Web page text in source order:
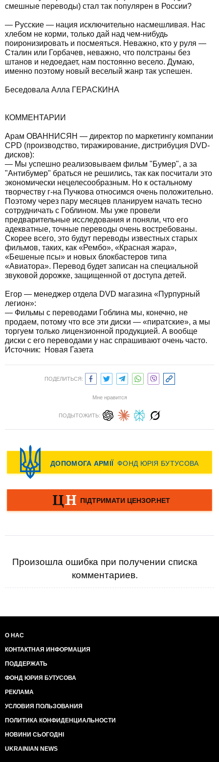
смешные переводы) стал так популярен в России?
— Русские — нация исключительно насмешливая. Нас
хлебом не корми, только дай над чем-нибудь
поиронизировать и посмеяться. Неважно, кто у руля —
Сталин или Горбачев, неважно, что полстраны без
штанов и недоедает, нам постоянно весело. Думаю,
именно поэтому новый веселый жанр так успешен.
Беседовала Алла ГЕРАСКИНА
КОММЕНТАРИИ
Арам ОВАННИСЯН — директор по маркетингу компании
CPD (производство, тиражирование, дистрибуция DVD-
дисков):
— Мы успешно реализовываем фильм "Бумер", а за
"Антибумер" браться не решились, так как посчитали это
экономически нецелесообразным. Но к остальному
творчеству г-на Пучкова относимся очень положительно.
Поэтому через пару месяцев планируем начать тесно
сотрудничать с Гоблином. Мы уже провели
предварительные исследования и поняли, что его
адекватные, точные переводы очень востребованы.
Скорее всего, это будут переводы известных старых
фильмов, таких, как «Рембо», «Красная жара»,
«Бешеные псы» и новых блокбастеров типа
«Авиатора». Перевод будет записан на специальной
звуковой дорожке, защищенной от доступа детей.
Егор — менеджер отдела DVD магазина «Пурпурный
легион»:
— Фильмы с переводами Гоблина мы, конечно, не
продаем, потому что все эти диски — «пиратские», а мы
торгуем только лицензионной продукцией. А вообще
диски с его переводами у нас спрашивают очень часто.
Источник:
Новая Газета
ПОДЕЛИТЬСЯ:
Мне нравится
ПОДЫТОЖИТЬ:
Произошла ошибка при получении списка
комментариев.
О НАС
КОНТАКТНАЯ ИНФОРМАЦИЯ
ПОДДЕРЖАТЬ
ФОНД ЮРИЯ БУТУСОВА
РЕКЛАМА
УСЛОВИЯ ПОЛЬЗОВАНИЯ
ПОЛИТИКА КОНФИДЕНЦИАЛЬНОСТИ
НОВИНИ СЬОГОДНІ
UKRAINIAN NEWS